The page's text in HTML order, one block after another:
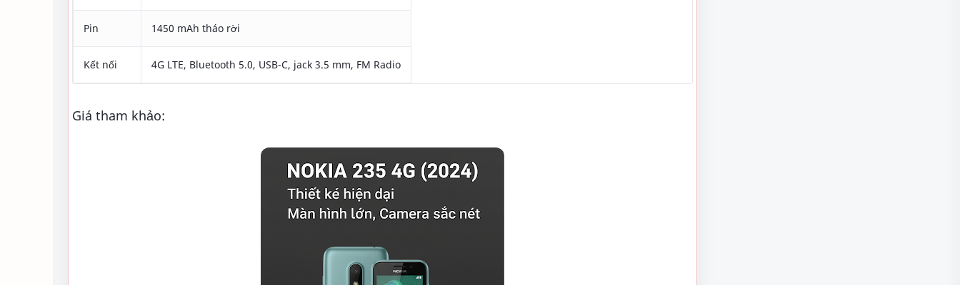
Pin 1450 mAh tháo rời
Kết nối 4G LTE, Bluetooth 5.0, USB-C, jack 3.5 mm, FM Radio
Giá tham khảo: